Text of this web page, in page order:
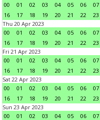
00
01 02 03 04 05 06 07
16
17 18 19 20 21 22
23
Thu 20 Apr 2023
00
01 02 03 04 05 06 07
16
17 18 19 20 21 22
23
Fri 21 Apr 2023
00
01 02 03 04 05 06 07
16
17 18 19 20 21 22
23
Sat 22 Apr 2023
00
01 02 03 04 05 06 07
16
17 18 19 20 21 22
23
Sun 23 Apr 2023
00
01 02 03 04 05 06 07